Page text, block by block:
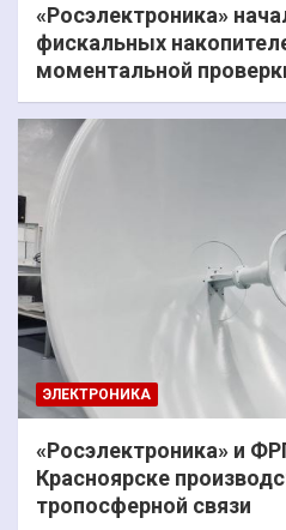
«Росэлектроника»
фискальных
моментальной
ЭЛЕКТРОНИКА
«Росэлектроника» и
Красноярске
тропосферной связи